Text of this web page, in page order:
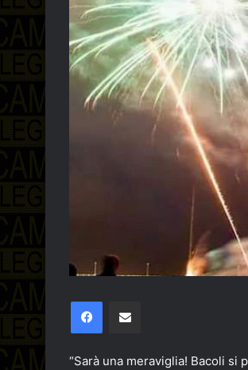
Facebook
“Sarà una meraviglia! Bacoli